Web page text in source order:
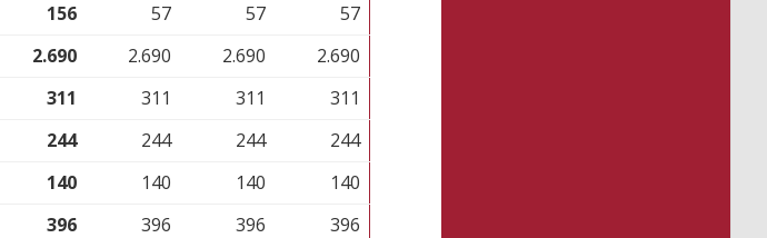
156 57 57
57
2.690 2.690 2.690
2.690
311 311 311
311
244 244 244
244
140 140 140
140
396 396 396
396